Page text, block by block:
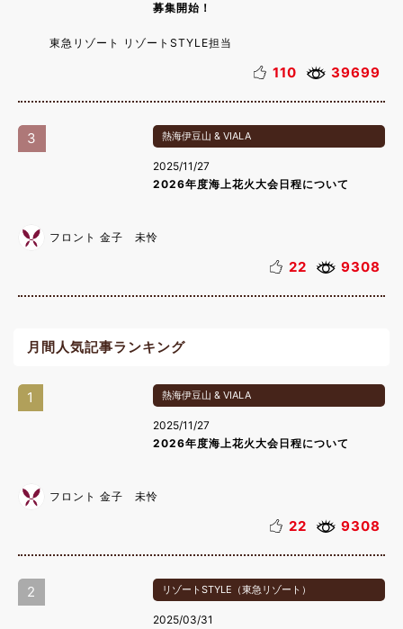
募集開始！
東急リゾート リゾートSTYLE担当
110 39699
3 熱海伊豆山 & VIALA
2025/11/27
2026年度海上花火大会日程について
フロント 金子 未怜
22 9308
月間人気記事ランキング
1 熱海伊豆山 & VIALA
2025/11/27
2026年度海上花火大会日程について
フロント 金子 未怜
22 9308
2 リゾートSTYLE（東急リゾート）
2025/03/31